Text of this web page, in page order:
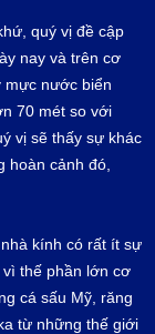
quý vị đề cập
nay và trên cơ
mực nước biển
70 mét so với
vị sẽ thấy sự khác
hoàn cảnh đó,
kính có rất ít sự
thế phần lớn cơ
cá sấu Mỹ, răng
từ những thế giới